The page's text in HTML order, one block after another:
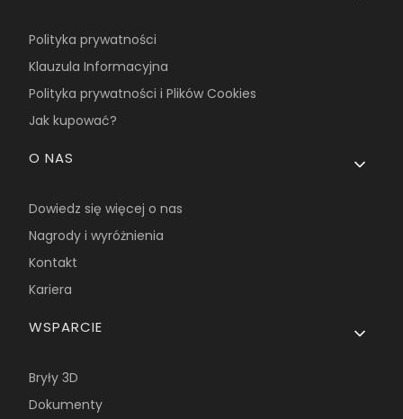
Polityka prywatności
Klauzula Informacyjna
Polityka prywatności i Plików Cookies
Jak kupować?
O NAS
Dowiedz się więcej o nas
Nagrody i wyróżnienia
Kontakt
Kariera
WSPARCIE
Bryły 3D
Dokumenty